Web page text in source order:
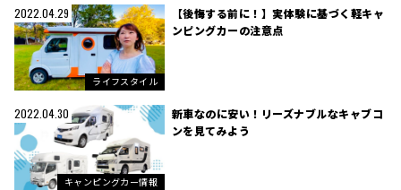
2022.04.29
ライフスタイル
【後悔する前に！】実体験に基づく軽キャ
ンピングカーの注意点
2022.04.30
キャンピングカー情報
新車なのに安い！リーズナブルなキャブコ
ンを見てみよう